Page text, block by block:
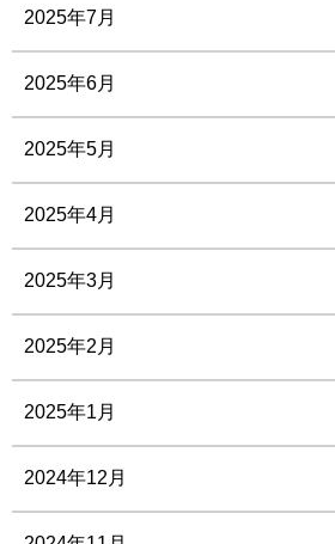
2025年7月
2025年6月
2025年5月
2025年4月
2025年3月
2025年2月
2025年1月
2024年12月